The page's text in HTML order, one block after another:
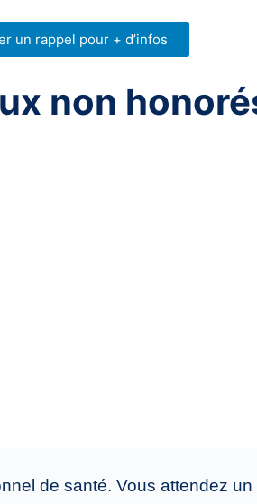
un rappel pour + d’infos
non
de santé. Vous attendez un